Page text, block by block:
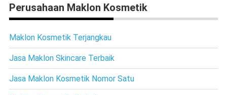
Perusahaan Maklon Kosmetik
Maklon Kosmetik Terjangkau
Jasa Maklon Skincare Terbaik
Jasa Maklon Kosmetik Nomor Satu